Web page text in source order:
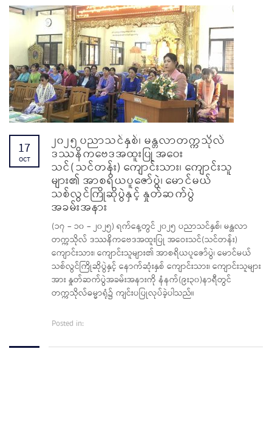
17
OCT
၂၀၂၅ ပညာသင်နှစ်၊ မန္တလာတက္ကသိုလ်
ဒဿနိကဗေဒအထူးပြု အဝေး
သင်(သင်တန်း) ကျောင်းသား၊ ကျောင်းသူ
များ၏ အာစရိယပူဇော်ပွဲ၊ မောင်မယ်
သစ်လွင်ကြိုဆိုပွဲနှင့် နှုတ်ဆက်ပွဲ
အခမ်းအနား
(၁၇ – ၁၀ – ၂၀၂၅) ရက်နေ့တွင် ၂၀၂၅ ပညာသင်နှစ်၊ မန္တလာ
တက္ကသိုလ် ဒဿနိကဗေဒအထူးပြု အဝေးသင်(သင်တန်း)
ကျောင်းသား၊ ကျောင်းသူများ၏ အာစရိယပူဇော်ပွဲ၊ မောင်မယ်
သစ်လွင်ကြိုဆိုပွဲနှင့် နောက်ဆုံးနှစ် ကျောင်းသား၊ ကျောင်းသူများ
အား နှုတ်ဆက်ပွဲအခမ်းအနားကို နံနက်(၉း၃၀)နာရီတွင်
တက္ကသိုလ်ဓမ္မာရုံ၌ ကျင်းပပြုလုပ်ခဲ့ပါသည်။
Posted in: